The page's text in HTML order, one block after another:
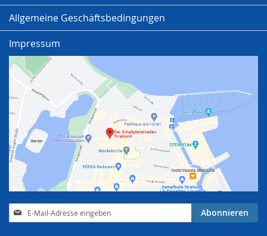
Allgemeine Geschäftsbedingungen
Impressum
Anmeldung
zum
Abonnieren